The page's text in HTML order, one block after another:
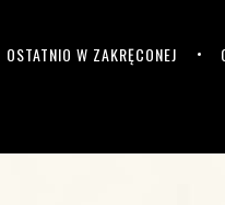
OSTATNIO W ZAKRĘCONEJ